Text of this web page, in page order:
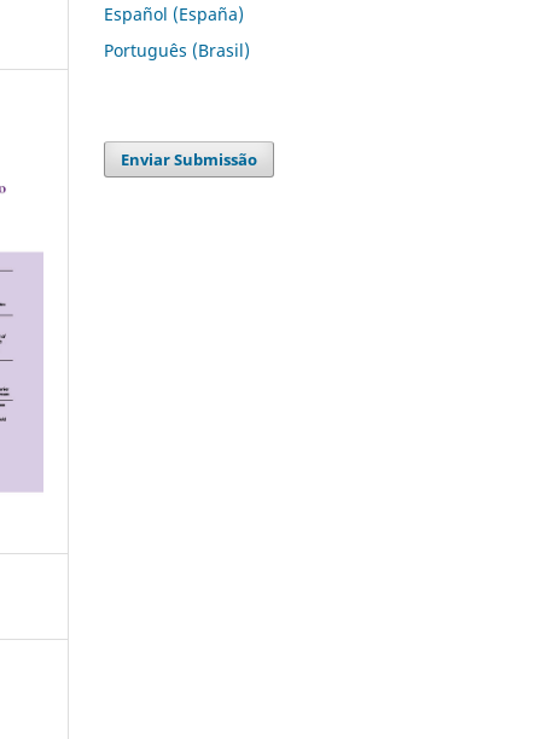
Español (España)
Português (Brasil)
Enviar Submissão